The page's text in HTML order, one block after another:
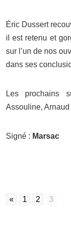
Éric Dussert
il est retenu et
sur l’un de nos
dans ses
Les prochains
Assouline,
Signé : Marsac
« 1 2 3